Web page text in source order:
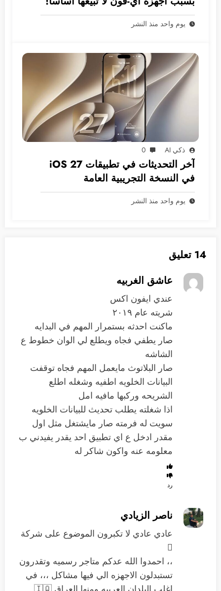
يوم واحد منذ النشر
ذكي AI 0
آخر التحديثات في تطبيقات iOS 27
في النسخة التجريبية العامة
يوم واحد منذ النشر
14 تعليق
عاشق الغربيه
عندي ايفون اكس
شريته عام ٢٠١٩
ماكنت احدثه بستمرار المهم في البدايه
صار يطفي فجاه ويطلع لي الوان خطوط ع
الشاشه
صار البلاتوث مايعمل المهم فجاه توقفت
البيانات الخلويه اطفيه وشغله اطلع
الشريحه وركبها مافيه امل
اذا شغلته يطلب تحديث للبيانات الخلويه
سويت له فرمته صار مايشتغل مثل اول
مقدر ادخل ع اي تطبيق احد يقدر يفيدني ب
معلومه عنه واكون شاكر له
رد
ناصر الزيادي
عادي عادي لا تكبرون الموضوع على شركة

،، احمدوا الله عدكم متاجر رسميه وتقدرون
تستبدلون الاجهزه الي فيها مشاكل ،،، في